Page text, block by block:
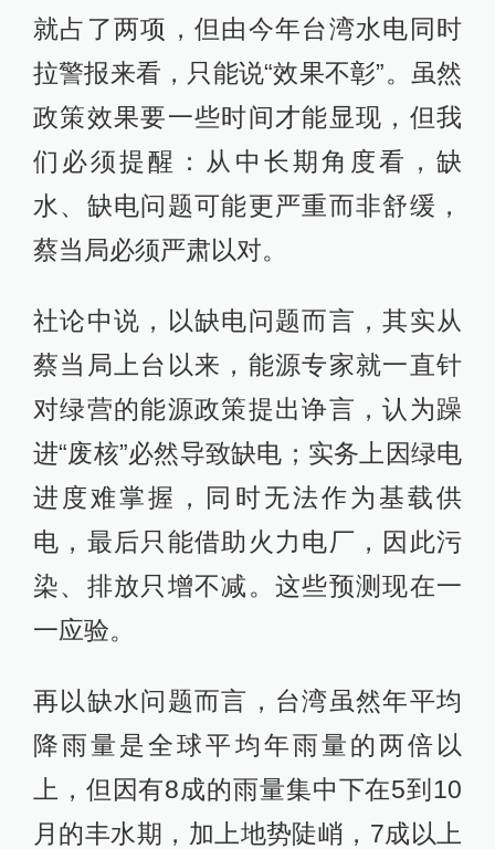
就占了两项，但由今年台湾水电同时
拉警报来看，只能说“效果不彰”。虽然
政策效果要一些时间才能显现，但我
们必须提醒：从中长期角度看，缺
水、缺电问题可能更严重而非舒缓，
蔡当局必须严肃以对。
社论中说，以缺电问题而言，其实从
蔡当局上台以来，能源专家就一直针
对绿营的能源政策提出诤言，认为躁
进“废核”必然导致缺电；实务上因绿电
进度难掌握，同时无法作为基载供
电，最后只能借助火力电厂，因此污
染、排放只增不减。这些预测现在一
一应验。
再以缺水问题而言，台湾虽然年平均
降雨量是全球平均年雨量的两倍以
上，但因有8成的雨量集中下在5到10
月的丰水期，加上地势陡峭，7成以上